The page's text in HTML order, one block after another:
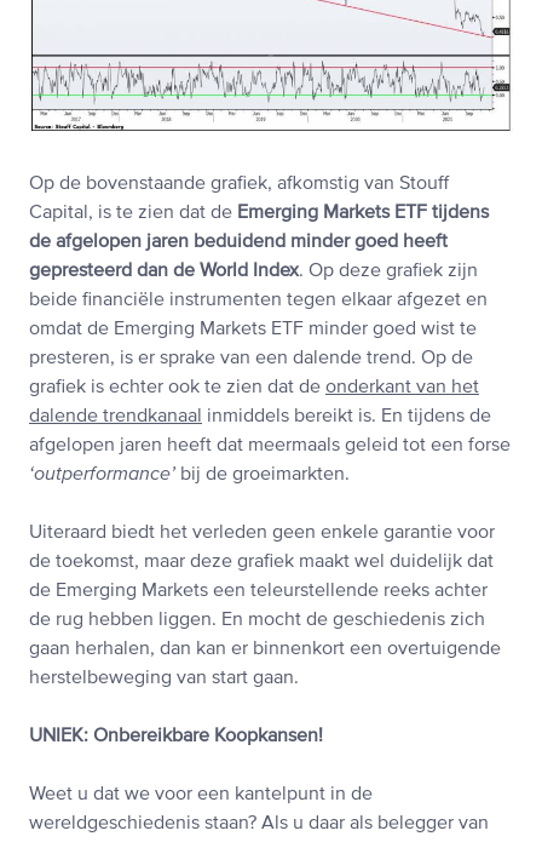
Op de bovenstaande grafiek, afkomstig van Stouff
Capital, is te zien dat de Emerging Markets ETF tijdens
de afgelopen jaren beduidend minder goed heeft
gepresteerd dan de World Index. Op deze grafiek zijn
beide financiële instrumenten tegen elkaar afgezet en
omdat de Emerging Markets ETF minder goed wist te
presteren, is er sprake van een dalende trend. Op de
grafiek is echter ook te zien dat de onderkant van het
dalende trendkanaal inmiddels bereikt is. En tijdens de
afgelopen jaren heeft dat meermaals geleid tot een forse
‘outperformance’ bij de groeimarkten.
Uiteraard biedt het verleden geen enkele garantie voor
de toekomst, maar deze grafiek maakt wel duidelijk dat
de Emerging Markets een teleurstellende reeks achter
de rug hebben liggen. En mocht de geschiedenis zich
gaan herhalen, dan kan er binnenkort een overtuigende
herstelbeweging van start gaan.
UNIEK: Onbereikbare Koopkansen!
Weet u dat we voor een kantelpunt in de
wereldgeschiedenis staan? Als u daar als belegger van